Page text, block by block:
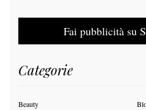
Fai pubblicità su
Categorie
Beauty